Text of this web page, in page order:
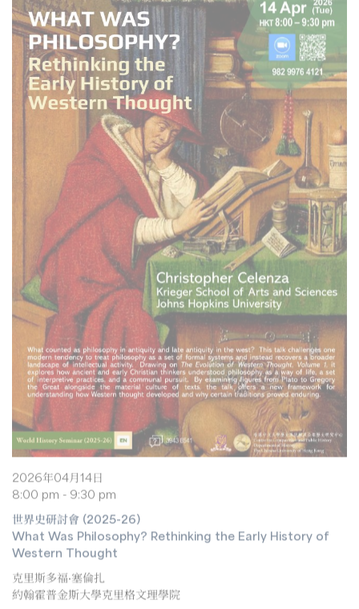
2026年04月14日
8:00 pm - 9:30 pm
世界史研討會 (2025-26)
What Was Philosophy? Rethinking the Early History of
Western Thought
克里斯多福·塞倫扎
約翰霍普金斯大學克里格文理學院